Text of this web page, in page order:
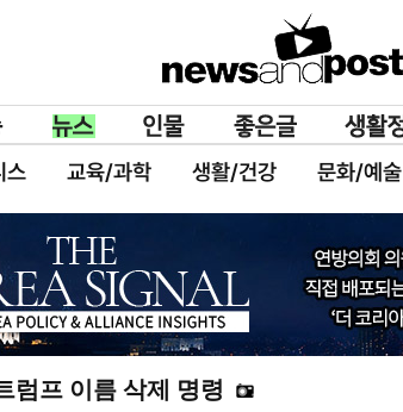
스 교육/과학 생활/건강 문화/예술
럼프 이름 삭제 명령